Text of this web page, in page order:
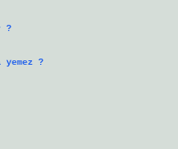
?
?